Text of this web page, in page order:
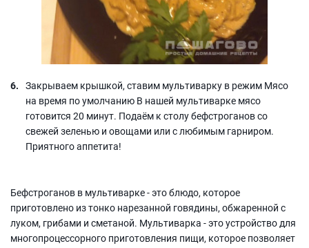
Закрываем крышкой, ставим мультиварку в режим Мясо
на время по умолчанию В нашей мультиварке мясо
готовится 20 минут. Подаём к столу бефстроганов со
свежей зеленью и овощами или с любимым гарниром.
Приятного аппетита!
Бефстроганов в мультиварке - это блюдо, которое
приготовлено из тонко нарезанной говядины, обжаренной с
луком, грибами и сметаной. Мультиварка - это устройство для
многопроцессорного приготовления пищи, которое позволяет